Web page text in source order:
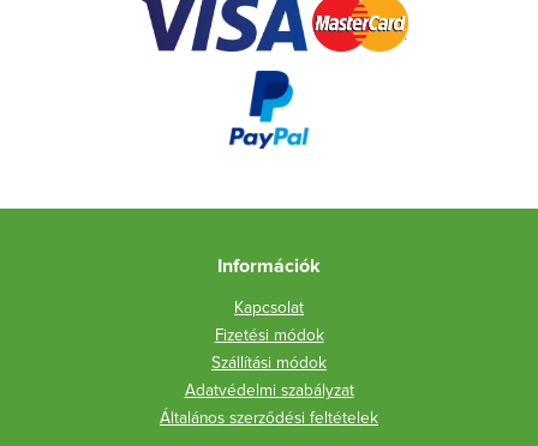
Információk
Kapcsolat
Fizetési módok
Szállítási módok
Adatvédelmi szabályzat
Általános szerződési feltételek